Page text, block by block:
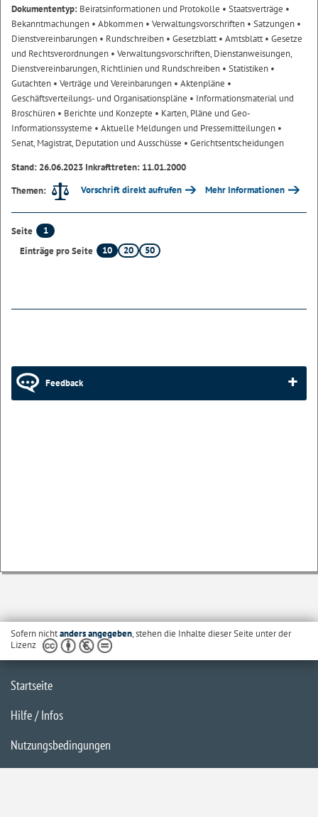
Dokumententyp: Beiratsinformationen und Protokolle • Staatsverträge •
Bekanntmachungen • Abkommen • Verwaltungsvorschriften • Satzungen •
Dienstvereinbarungen • Rundschreiben • Gesetzblatt• Amtsblatt• Gesetze
und Rechtsverordnungen • Verwaltungsvorschriften, Dienstanweisungen,
Dienstvereinbarungen, Richtlinien und Rundschreiben • Statistiken •
Gutachten • Verträge und Vereinbarungen • Aktenpläne •
Geschäftsverteilungs- und Organisationspläne • Informationsmaterial und
Broschüren • Berichte und Konzepte • Karten, Pläne und Geo-
Informationssysteme • Aktuelle Meldungen und Pressemitteilungen •
Senat, Magistrat, Deputation und Ausschüsse • Gerichtsentscheidungen
Stand: 26.06.2023 Inkrafttreten: 11.01.2000
Themen:
Vorschrift direkt aufrufen Mehr Informationen
Seite
1
Einträge pro Seite
10 20 50
Feedback
Sofern nichtanders angegeben, stehen die Inhalte dieser Seite unter der
Lizenz
Startseite
Hilfe / Infos
Nutzungsbedingungen